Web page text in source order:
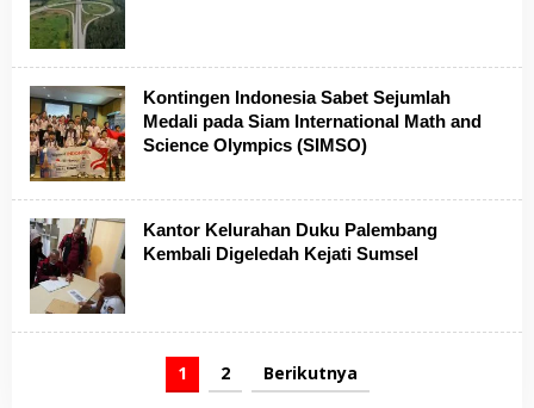
Kontingen Indonesia Sabet Sejumlah
Medali pada Siam International Math and
Science Olympics (SIMSO)
Kantor Kelurahan Duku Palembang
Kembali Digeledah Kejati Sumsel
1 2 Berikutnya